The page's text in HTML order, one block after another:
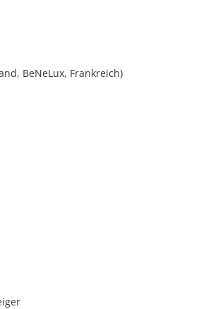
BeNeLux, Frankreich)